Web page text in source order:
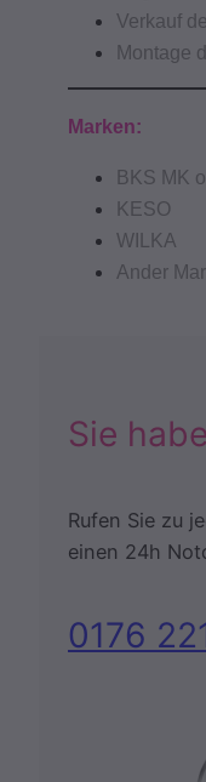
Verkauf
Montage
Marken:
BKS MK
KESO
WILKA
Ander
Sie
Rufen Sie zu
einen 24h
0176